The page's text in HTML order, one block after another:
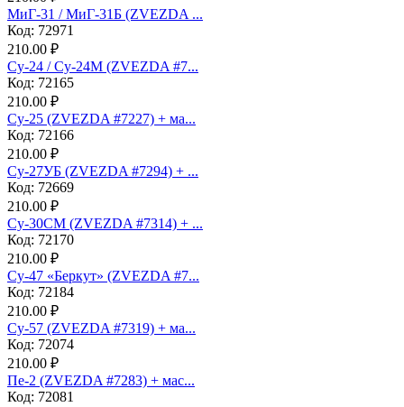
МиГ-31 / МиГ-31Б (ZVEZDA ...
Код: 72971
210.00 ₽
Су-24 / Су-24М (ZVEZDA #7...
Код: 72165
210.00 ₽
Су-25 (ZVEZDA #7227) + ма...
Код: 72166
210.00 ₽
Су-27УБ (ZVEZDA #7294) + ...
Код: 72669
210.00 ₽
Су-30СМ (ZVEZDA #7314) + ...
Код: 72170
210.00 ₽
Су-47 «Беркут» (ZVEZDA #7...
Код: 72184
210.00 ₽
Су-57 (ZVEZDA #7319) + ма...
Код: 72074
210.00 ₽
Пе-2 (ZVEZDA #7283) + мас...
Код: 72081